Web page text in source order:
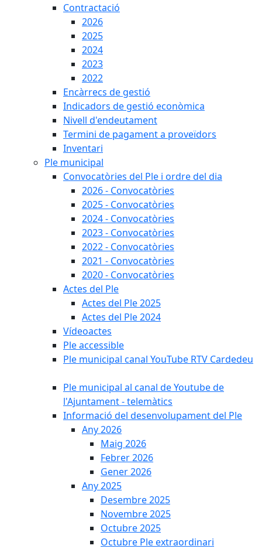
Contractació
2026
2025
2024
2023
2022
Encàrrecs de gestió
Indicadors de gestió econòmica
Nivell d'endeutament
Termini de pagament a proveïdors
Inventari
Ple municipal
Convocatòries del Ple i ordre del dia
2026 - Convocatòries
2025 - Convocatòries
2024 - Convocatòries
2023 - Convocatòries
2022 - Convocatòries
2021 - Convocatòries
2020 - Convocatòries
Actes del Ple
Actes del Ple 2025
Actes del Ple 2024
Vídeoactes
Ple accessible
Ple municipal canal YouTube RTV Cardedeu
Ple municipal al canal de Youtube de
l'Ajuntament - telemàtics
Informació del desenvolupament del Ple
Any 2026
Maig 2026
Febrer 2026
Gener 2026
Any 2025
Desembre 2025
Novembre 2025
Octubre 2025
Octubre Ple extraordinari